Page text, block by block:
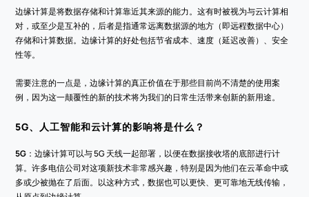
边缘计算是将数据存储和计算靠近其来源的能力。这有时被视为与云计算相
对，或至少是互补的，后者是指通常远离数据源的地方（即远程数据中心）
存储和计算数据。边缘计算的好处包括节省成本、速度（延迟改善）、安全
性等。
需要注意的一点是，边缘计算的真正价值在于那些目前尚不清楚的使用案
例，因为这一颠覆性的新的技术将为我们的日常生活带来创新的新用途。
5G、人工智能和云计算的影响将是什么？
5G ：边缘计算可以与 5G 天线一起部署，以便在数据接收塔的底部进行计
算。许多电信公司对这项新技术非常感兴趣，特别是因为他们在云革命中或
多或少被抛在了后面。以这种方式，数据也可以更快、更可靠地无线传输，